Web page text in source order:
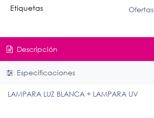
Etiquetas Ofertas
Descripción
Especificaciones
LAMPARA LUZ BLANCA + LAMPARA UV